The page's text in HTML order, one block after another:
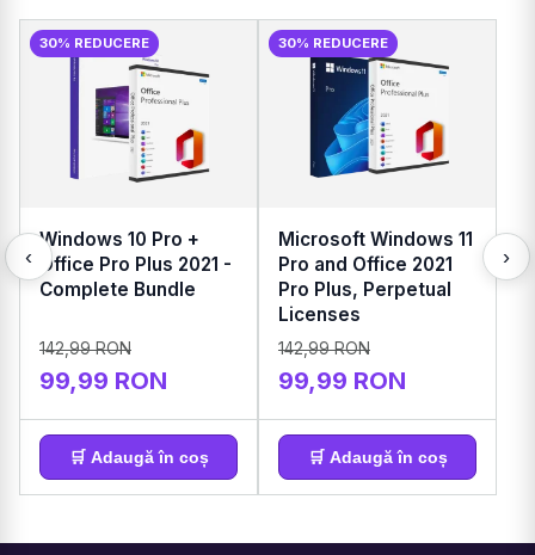
‹
30% REDUCERE
Windows 10 Pro +
Office Pro Plus 2021 -
Complete Bundle
142,99 RON
99,99 RON
🛒 Adaugă în coș
30% REDUCERE
Microsoft Windows 11
Pro and Office 2021
Pro Plus, Perpetual
Licenses
142,99 RON
99,99 RON
🛒 Adaugă în coș
›